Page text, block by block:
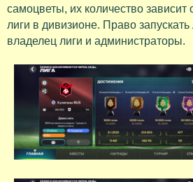
самоцветы, их количество зависит
лиги в дивизионе. Право
владелец лиги и администраторы.